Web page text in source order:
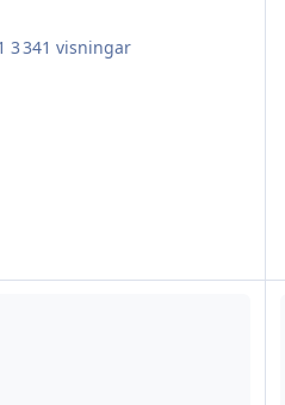
3 341 visningar